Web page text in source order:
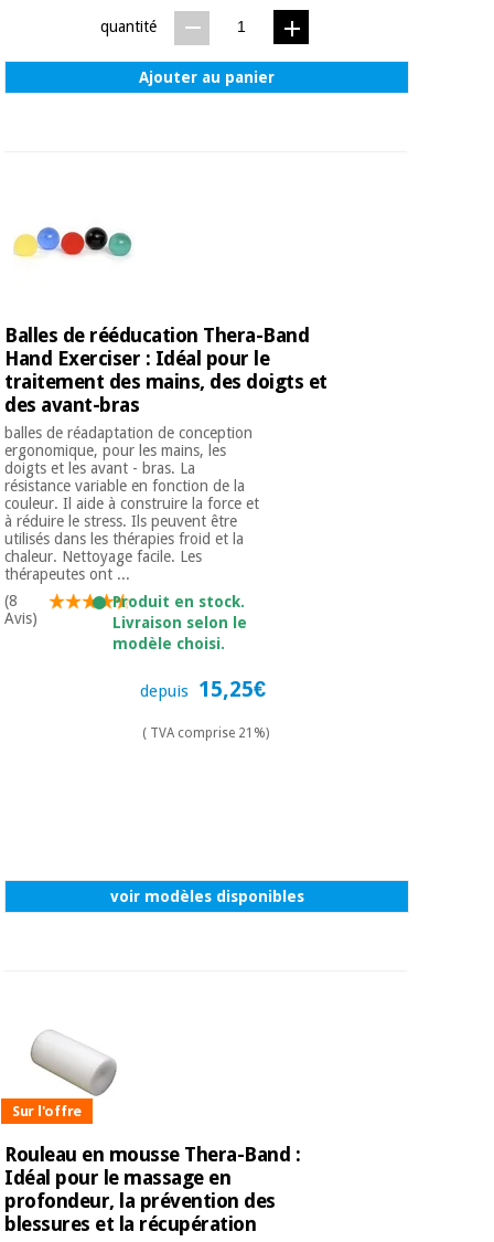
quantité
Ajouter au panier
Balles de rééducation Thera-Band
Hand Exerciser : Idéal pour le
traitement des mains, des doigts et
des avant-bras
balles de réadaptation de conception
ergonomique, pour les mains, les
doigts et les avant - bras. La
résistance variable en fonction de la
couleur. Il aide à construire la force et
à réduire le stress. Ils peuvent être
utilisés dans les thérapies froid et la
chaleur. Nettoyage facile. Les
thérapeutes ont ...
(8
Avis)
Produit en stock.
Livraison selon le
modèle choisi.
depuis 15,25€
( TVA comprise 21%)
voir modèles disponibles
Sur l'offre
Rouleau en mousse Thera-Band :
Idéal pour le massage en
profondeur, la prévention des
blessures et la récupération